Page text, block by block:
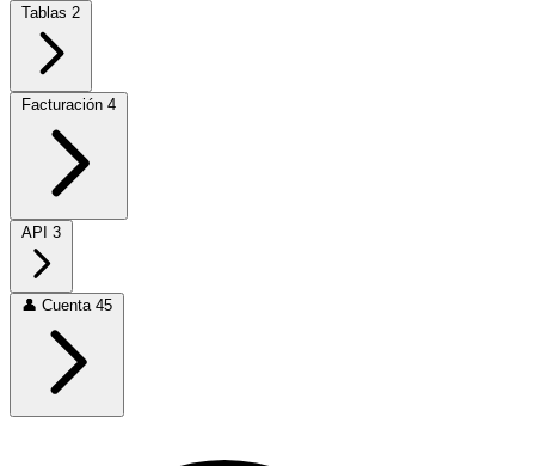
Tablas 2
Facturación 4
API 3
👤 Cuenta 45